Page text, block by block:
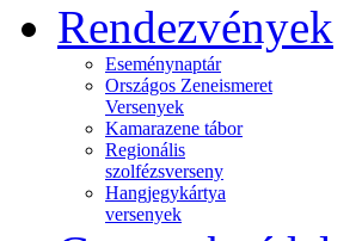
Rendezvények
Eseménynaptár
Országos Zeneismeret
Versenyek
Kamarazene tábor
Regionális
szolfézsverseny
Hangjegykártya
versenyek